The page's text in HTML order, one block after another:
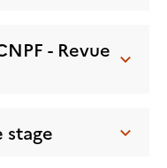
- Revue
stage